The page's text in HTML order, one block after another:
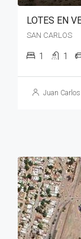
SAN CARLOS
1 1
Juan